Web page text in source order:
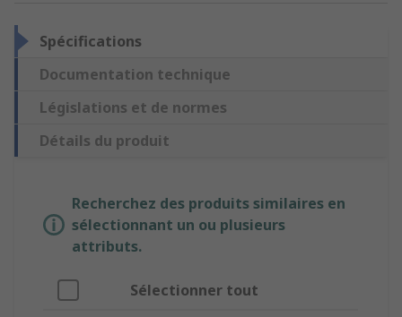
Spécifications
Documentation technique
Législations et de normes
Détails du produit
Recherchez des produits similaires en
sélectionnant un ou plusieurs
attributs.
Sélectionner tout